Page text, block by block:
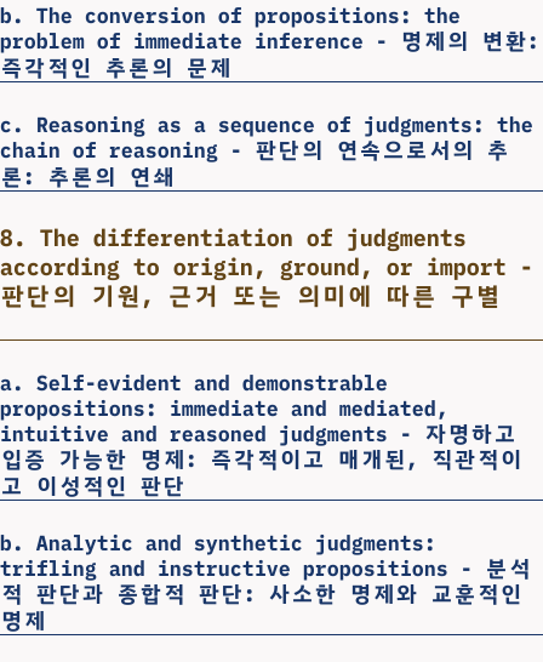
b. The conversion of propositions: the
problem of immediate inference - 명제의 변환:
즉각적인 추론의 문제
c. Reasoning as a sequence of judgments: the
chain of reasoning - 판단의 연속으로서의 추
론: 추론의 연쇄
8. The differentiation of judgments
according to origin, ground, or import -
판단의 기원, 근거 또는 의미에 따른 구별
a. Self-evident and demonstrable
propositions: immediate and mediated,
intuitive and reasoned judgments - 자명하고
입증 가능한 명제: 즉각적이고 매개된, 직관적이
고 이성적인 판단
b. Analytic and synthetic judgments:
trifling and instructive propositions - 분석
적 판단과 종합적 판단: 사소한 명제와 교훈적인
명제